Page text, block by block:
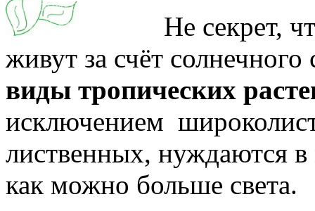
Не секрет,
живут за счёт
виды тропических
исключением
лиственных, нуждаются в
как можно больше света.